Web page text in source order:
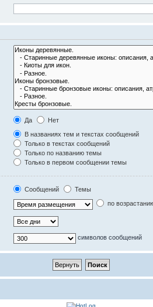
Да
Нет
В названиях тем и текстах сообщений
Только в текстах сообщений
Только по названию темы
Только в первом сообщении темы
Сообщений
Темы
по
символов сообщений